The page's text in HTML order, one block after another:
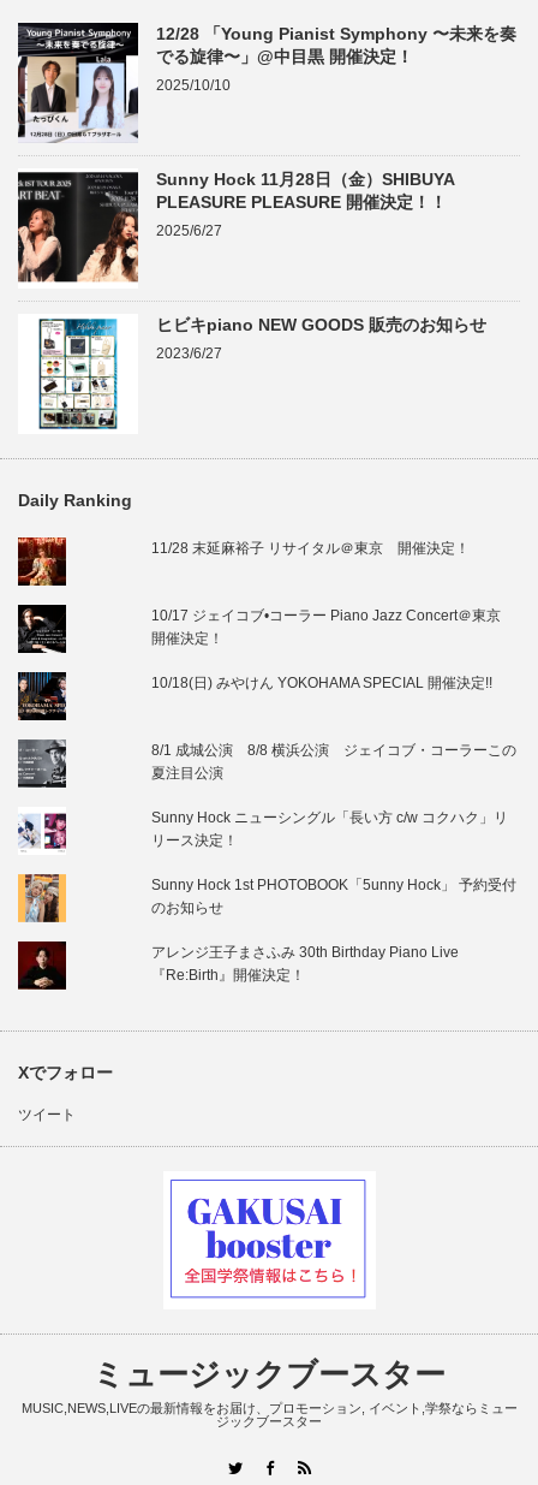
12/28 「Young Pianist Symphony 〜未来を奏
でる旋律〜」@中目黒 開催決定！
2025/10/10
Sunny Hock 11月28日（金）SHIBUYA
PLEASURE PLEASURE 開催決定！！
2025/6/27
ヒビキpiano NEW GOODS 販売のお知らせ
2023/6/27
Daily Ranking
11/28 末延麻裕子 リサイタル＠東京 開催決定！
10/17 ジェイコブ•コーラー Piano Jazz Concert＠東京
開催決定！
10/18(日) みやけん YOKOHAMA SPECIAL 開催決定!!
8/1 成城公演 8/8 横浜公演 ジェイコブ・コーラーこの
夏注目公演
Sunny Hock ニューシングル「長い方 c/w コクハク」リ
リース決定！
Sunny Hock 1st PHOTOBOOK「5unny Hock」 予約受付
のお知らせ
アレンジ王子まさふみ 30th Birthday Piano Live
『Re:Birth』開催決定！
Xでフォロー
ツイート
ミュージックブースター
MUSIC,NEWS,LIVEの最新情報をお届け、プロモーション, イベント,学祭ならミュー
ジックブースター
TwitterFacebook